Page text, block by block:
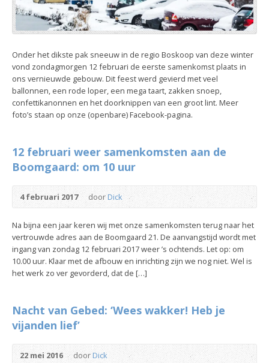
Onder het dikste pak sneeuw in de regio Boskoop van deze winter
vond zondagmorgen 12 februari de eerste samenkomst plaats in
ons vernieuwde gebouw. Dit feest werd gevierd met veel
ballonnen, een rode loper, een mega taart, zakken snoep,
confettikanonnen en het doorknippen van een groot lint. Meer
foto’s staan op onze (openbare) Facebook-pagina.
12 februari weer samenkomsten aan de
Boomgaard: om 10 uur
4 februari 2017 doorDick
Na bijna een jaar keren wij met onze samenkomsten terug naar het
vertrouwde adres aan de Boomgaard 21. De aanvangstijd wordt met
ingang van zondag 12 februari 2017 weer ’s ochtends. Let op: om
10.00 uur. Klaar met de afbouw en inrichting zijn we nog niet. Wel is
het werk zo ver gevorderd, dat de […]
Nacht van Gebed: ‘Wees wakker! Heb je
vijanden lief’
22 mei 2016 doorDick